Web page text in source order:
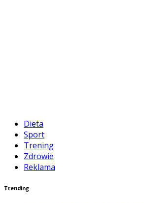
Dieta
Sport
Trening
Zdrowie
Reklama
Trending